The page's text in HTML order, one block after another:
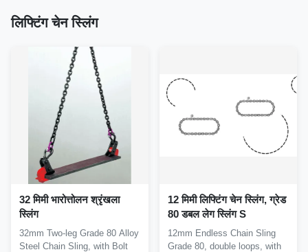
लिफ्टिंग चेन स्लिंग
32 मिमी भारोत्तोलन श्रृंखला
स्लिंग
32mm Two-leg Grade 80 Alloy
Steel Chain Sling, with Bolt
12 मिमी लिफ्टिंग चेन स्लिंग, ग्रेड
80 डबल लेग स्लिंग S
12mm Endless Chain Sling
Grade 80, double loops, with